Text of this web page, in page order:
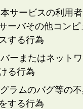
本サービスの利用
ーバその他コンピ
する行為
バーまたはネット
る行為
グラムのバグ等の
する行為